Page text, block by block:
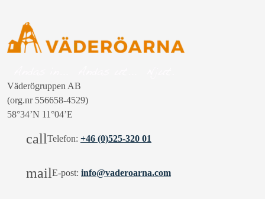
Väderögruppen AB
(org.nr 556658-4529)
58°34’N 11°04’E
callTelefon: +46 (0)525-320 01
mailE-post: info@vaderoarna.com